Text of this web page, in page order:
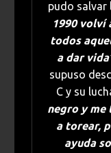
pudo salvar
1990 volví
todos
a dar
supuso
C y su
negro y me
a torear,
ayuda